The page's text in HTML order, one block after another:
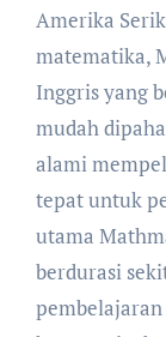
Amerika
matematika,
Inggris yang
mudah
alami
tepat untuk
utama
berdurasi